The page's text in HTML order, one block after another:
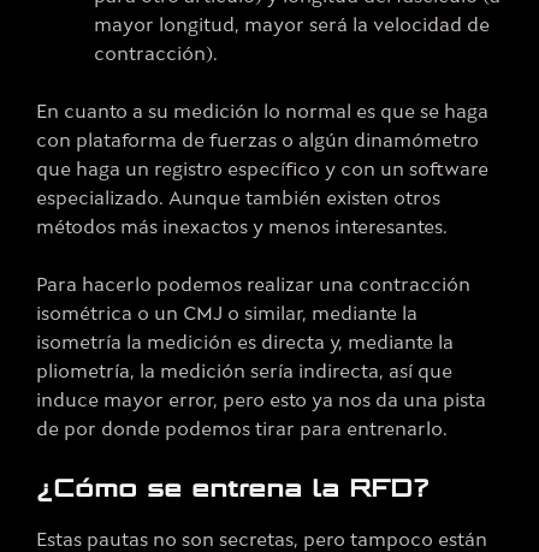
mayor longitud, mayor será la velocidad de
contracción).
En cuanto a su medición lo normal es que se haga
con plataforma de fuerzas o algún dinamómetro
que haga un registro específico y con un software
especializado. Aunque también existen otros
métodos más inexactos y menos interesantes.
Para hacerlo podemos realizar una contracción
isométrica o un CMJ o similar, mediante la
isometría la medición es directa y, mediante la
pliometría, la medición sería indirecta, así que
induce mayor error, pero esto ya nos da una pista
de por donde podemos tirar para entrenarlo.
¿Cómo se entrena la RFD?
Estas pautas no son secretas, pero tampoco están